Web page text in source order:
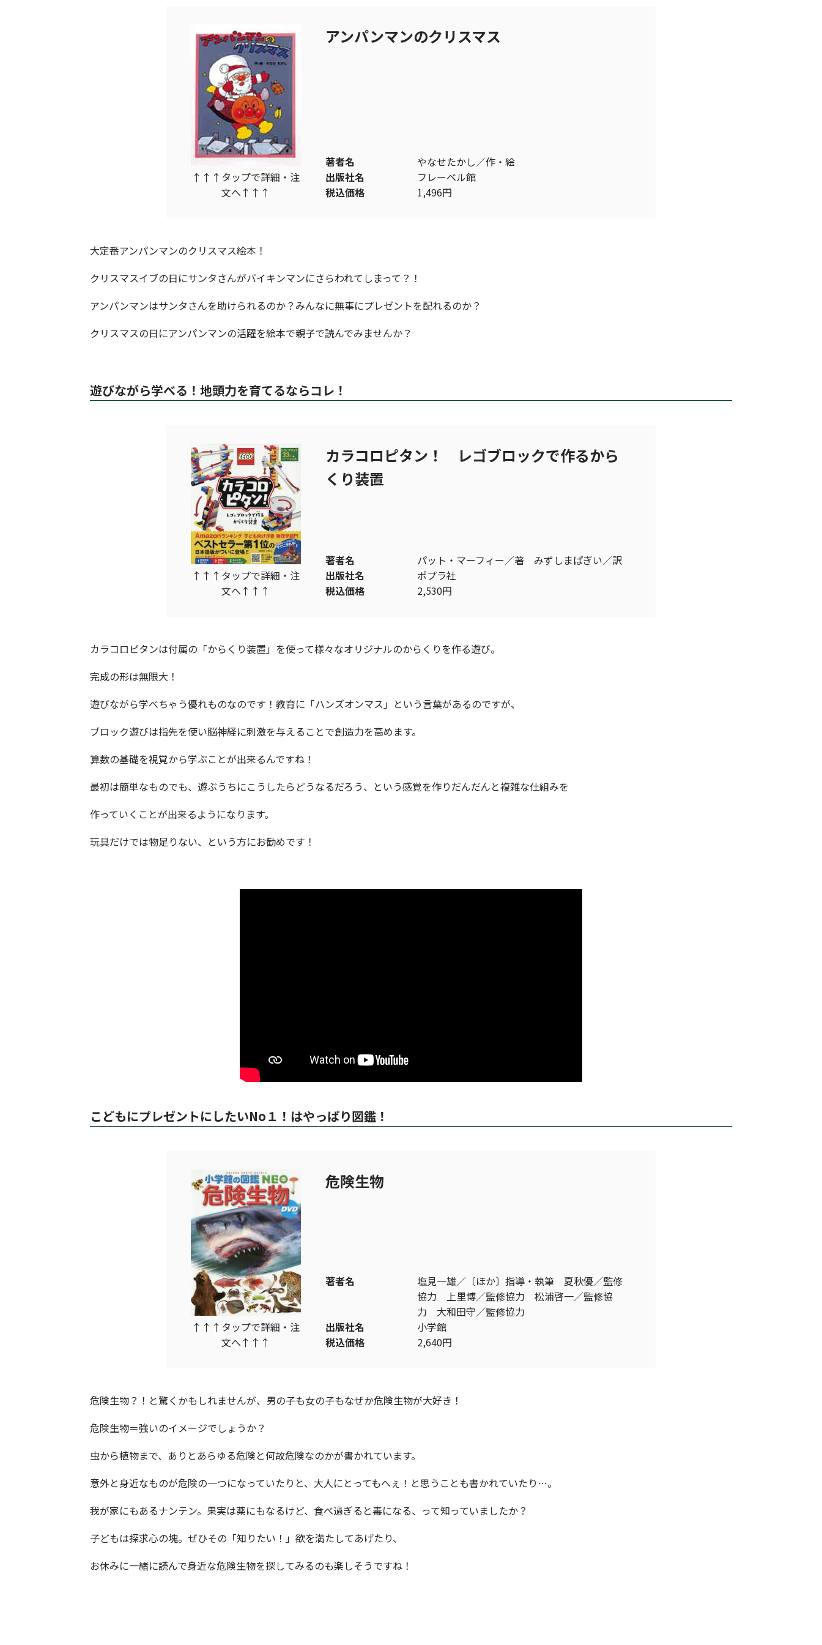
↑↑↑タップで詳細・注
文へ↑↑↑
アンパンマンのクリスマス
著者名
やなせたかし／作・絵
出版社名
フレーベル館
税込価格
1,496円
大定番アンパンマンのクリスマス絵本！
クリスマスイブの日にサンタさんがバイキンマンにさらわれてしまって？！
アンパンマンはサンタさんを助けられるのか？みんなに無事にプレゼントを配れるのか？
クリスマスの日にアンパンマンの活躍を絵本で親子で読んでみませんか？
遊びながら学べる！地頭力を育てるならコレ！
↑↑↑タップで詳細・注
文へ↑↑↑
カラコロピタン！ レゴブロックで作るから
くり装置
著者名
パット・マーフィー／著 みずしまぱぎい／訳
出版社名
ポプラ社
税込価格
2,530円
カラコロピタンは付属の「からくり装置」を使って様々なオリジナルのからくりを作る遊び。
完成の形は無限大！
遊びながら学べちゃう優れものなのです！教育に「ハンズオンマス」という言葉があるのですが、
ブロック遊びは指先を使い脳神経に刺激を与えることで創造力を高めます。
算数の基礎を視覚から学ぶことが出来るんですね！
最初は簡単なものでも、遊ぶうちにこうしたらどうなるだろう、という感覚を作りだんだんと複雑な仕組みを
作っていくことが出来るようになります。
玩具だけでは物足りない、という方にお勧めです！
こどもにプレゼントにしたいNo１！はやっぱり図鑑！
↑↑↑タップで詳細・注
文へ↑↑↑
危険生物
著者名
塩見一雄／〔ほか〕指導・執筆 夏秋優／監修
協力 上里博／監修協力 松浦啓一／監修協
力 大和田守／監修協力
出版社名
小学館
税込価格
2,640円
危険生物？！と驚くかもしれませんが、男の子も女の子もなぜか危険生物が大好き！
危険生物＝強いのイメージでしょうか？
虫から植物まで、ありとあらゆる危険と何故危険なのかが書かれています。
意外と身近なものが危険の一つになっていたりと、大人にとってもへぇ！と思うことも書かれていたり…。
我が家にもあるナンテン。果実は薬にもなるけど、食べ過ぎると毒になる、って知っていましたか？
子どもは探求心の塊。ぜひその「知りたい！」欲を満たしてあげたり、
お休みに一緒に読んで身近な危険生物を探してみるのも楽しそうですね！